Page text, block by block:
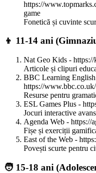
https://
game
Fonetică și cuvinte
👦 11-14 ani
Nat Geo Kids -
Articole și clipuri
BBC Learning
https://
Resurse pentru
ESL Games Plus -
Jocuri interactive
Agenda Web - https://
Fișe și exerciții
East of the Web -
Povești scurte pentru
🧑 15-18 ani